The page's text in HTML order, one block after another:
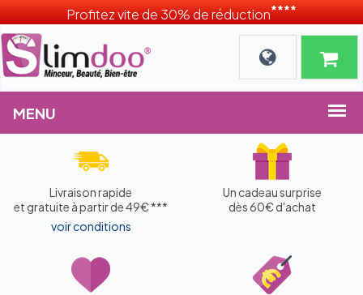
Profitez vite de 30% de réduction****
Livraison rapide
et gratuite à partir de 49€ ***
voir conditions
Un cadeau surprise
dès 60€ d'achat